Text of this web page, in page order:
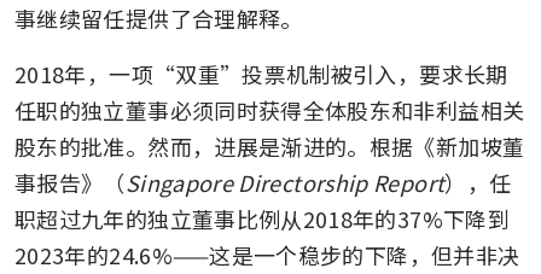
事继续留任提供了合理解释。
2018年，一项“双重”投票机制被引入，要求长期
任职的独立董事必须同时获得全体股东和非利益相关
股东的批准。然而，进展是渐进的。根据《新加坡董
事报告》（Singapore Directorship Report），任
职超过九年的独立董事比例从2018年的37%下降到
2023年的24.6%——这是一个稳步的下降，但并非决